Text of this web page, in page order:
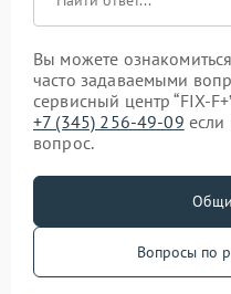
Вы можете
часто задаваемыми
сервисный центр “FIX-
+7 (345) 256-49-09 если
вопрос.
Вопросы по